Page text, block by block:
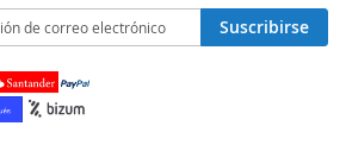
Suscribirse